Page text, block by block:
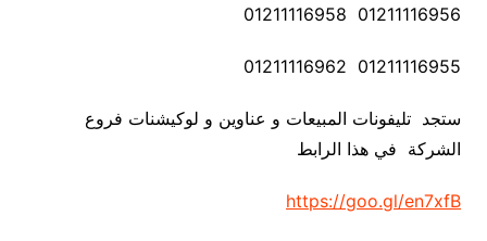
01211116956 01211116958
01211116955 01211116962
ستجد تليفونات المبيعات و عناوين و لوكيشنات فروع
الشركة في هذا الرابط
https://goo.gl/en7xfB